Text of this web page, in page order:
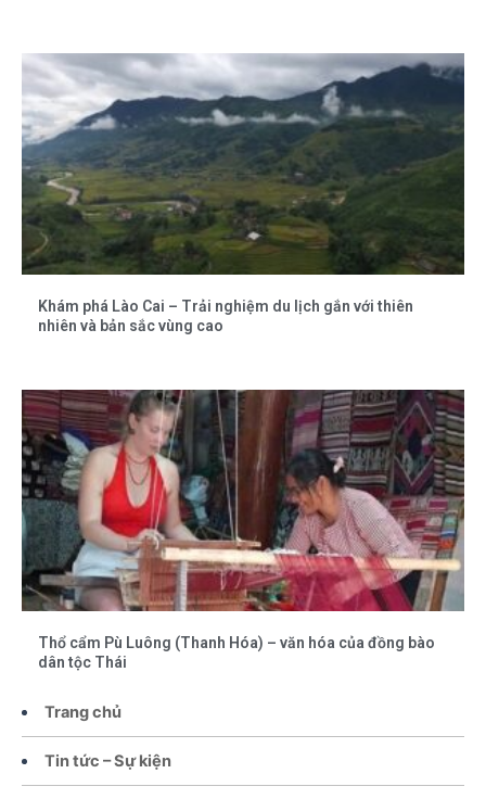
Trang chủ
Tin tức – Sự kiện
Khám phá Lào Cai – Trải nghiệm du lịch gắn với thiên
nhiên và bản sắc vùng cao
Thổ cẩm Pù Luông (Thanh Hóa) – văn hóa của đồng bào
dân tộc Thái